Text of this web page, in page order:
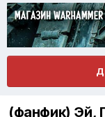
(фанфик) Эй,